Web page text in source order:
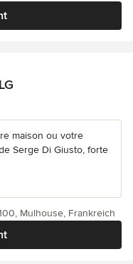
Sternen
maison ou votre
Serge Di Giusto, forte
Mulhouse, Frankreich